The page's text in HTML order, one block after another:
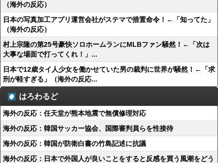
（海外の反応）
日本の写真加工アプリ運営会社がステマで措置命令！←「知ってた」
（海外の反応）
村上宗隆の第25号豪快ソロホームランにMLBファン騒然！←「次は
大事な場面で打ってくれ！」...
日本で12歳タイ人少女を働かせていた男の裁判に世界が騒然！←「求
刑が軽すぎる」（海外の反応...
はろわるど
海外の反応：任天堂が熊本地震で無償修理対応
海外の反応：韓国サッカー協会、国際審判員らを性接待
海外の反応：韓国が防衛白書の竹島記述に抗議
海外の反応：日本で外国人が良いことをすると反感を買う風潮をどう